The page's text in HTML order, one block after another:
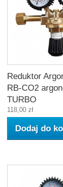
Reduktor
RB-CO2
TURBO
118,00 zł
Dodaj do